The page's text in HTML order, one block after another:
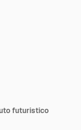
futuristico